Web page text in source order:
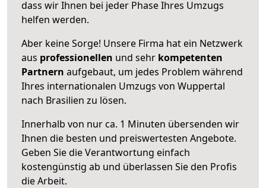
dass wir Ihnen bei jeder Phase Ihres Umzugs
helfen werden.
Aber keine Sorge! Unsere Firma hat ein Netzwerk
aus professionellen und sehr kompetenten
Partnern aufgebaut, um jedes Problem während
Ihres internationalen Umzugs von Wuppertal
nach Brasilien zu lösen.
Innerhalb von nur ca. 1 Minuten übersenden wir
Ihnen die besten und preiswertesten Angebote.
Geben Sie die Verantwortung einfach
kostengünstig ab und überlassen Sie den Profis
die Arbeit.